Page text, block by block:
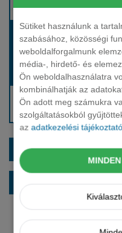
Sütiket használunk a
szabásához, közösségi
weboldalforgalmunk
média-, hirdető- és
Ön weboldalhasználatra
kombinálhatják az
Ön adott meg számukra
szolgáltatásokból
azadatkezelési
Bérleti díj:
EXTRÁK ÉS SZÍNEK